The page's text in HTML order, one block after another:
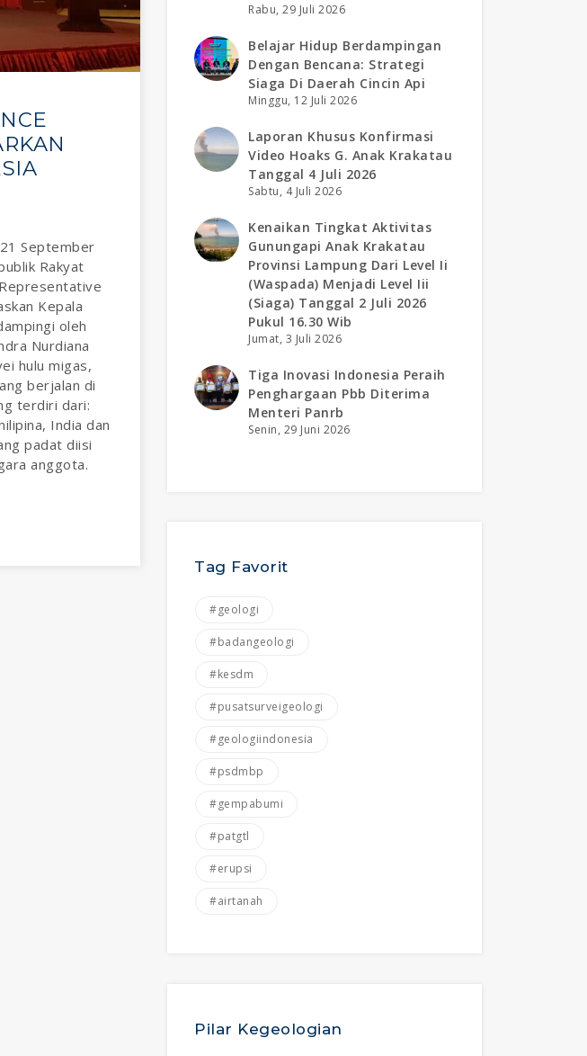
September
Rakyat
Kepala
oleh
Nurdiana
hulu migas,
berjalan di
terdiri dari:
India dan
padat diisi
anggota.
Rabu, 29 Juli 2026
Belajar Hidup Berdampingan
Dengan Bencana: Strategi
Siaga Di Daerah Cincin Api
Minggu, 12 Juli 2026
Laporan Khusus Konfirmasi
Video Hoaks G. Anak Krakatau
Tanggal 4 Juli 2026
Sabtu, 4 Juli 2026
Kenaikan Tingkat Aktivitas
Gunungapi Anak Krakatau
Provinsi Lampung Dari Level Ii
(waspada) Menjadi Level Iii
(siaga) Tanggal 2 Juli 2026
Pukul 16.30 Wib
Jumat, 3 Juli 2026
Tiga Inovasi Indonesia Peraih
Penghargaan Pbb Diterima
Menteri Panrb
Senin, 29 Juni 2026
Tag Favorit
#geologi
#badangeologi
#kesdm
#pusatsurveigeologi
#geologiindonesia
#psdmbp
#gempabumi
#patgtl
#erupsi
#airtanah
Pilar Kegeologian